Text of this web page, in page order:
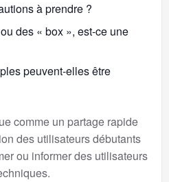
à prendre ?
des « box », est-ce une
peuvent-elles être
comme un partage rapide
des utilisateurs débutants
ou informer des utilisateurs